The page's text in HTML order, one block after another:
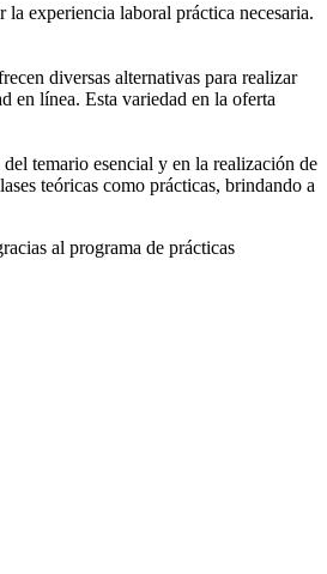
la experiencia laboral práctica necesaria.
diversas alternativas para realizar
en línea. Esta variedad en la oferta
temario esencial y en la realización de
teóricas como prácticas, brindando a
al programa de prácticas